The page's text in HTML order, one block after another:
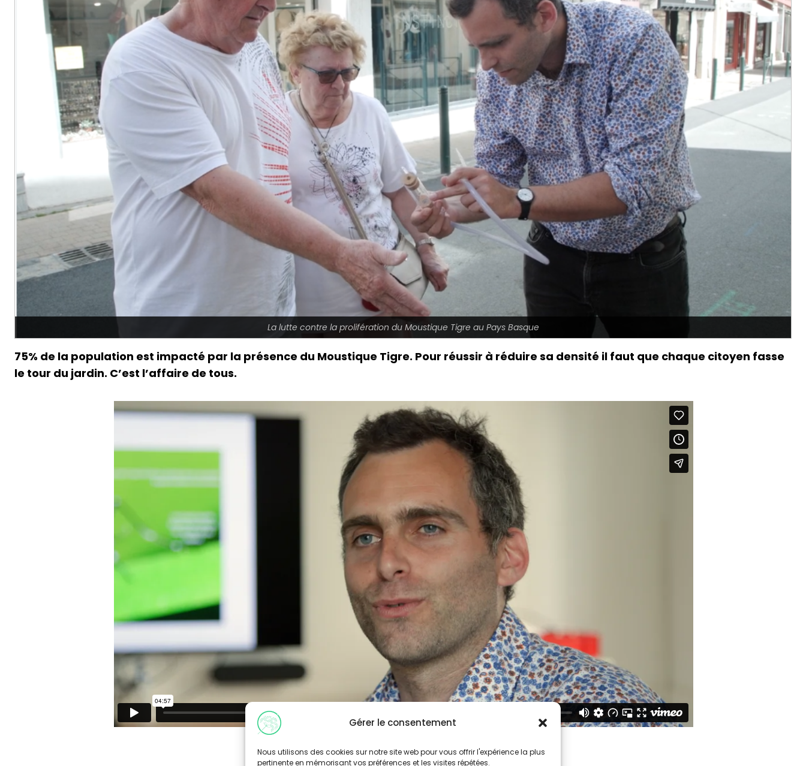
Gérer le consentement
Nous utilisons des cookies sur notre site web pour vous offrir l'expérience la plus
pertinente en mémorisant vos préférences et les visites répétées.
La lutte contre la prolifération du Moustique Tigre au Pays Basque
75% de la population est impacté par la présence du Moustique Tigre. Pour réussir à réduire sa densité il faut que chaque citoyen fasse
le tour du jardin. C’est l’affaire de tous.